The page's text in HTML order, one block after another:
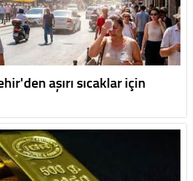
aşırı sıcaklar için